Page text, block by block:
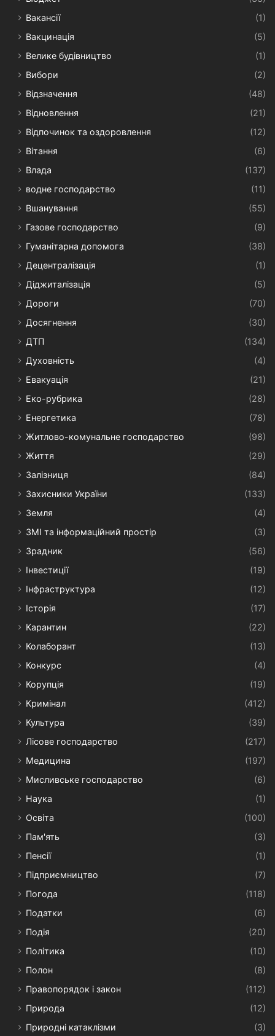
Вакансії
(1)
Вакцинація
(5)
Велике будівництво
(1)
Вибори
(2)
Відзначення
(48)
Відновлення
(21)
Відпочинок та оздоровлення
(12)
Вітання
(6)
Влада
(137)
водне господарство
(11)
Вшанування
(55)
Газове господарство
(9)
Гуманітарна допомога
(38)
Децентралізація
(1)
Діджиталізація
(5)
Дороги
(70)
Досягнення
(30)
ДТП
(134)
Духовність
(4)
Евакуація
(21)
Еко-рубрика
(28)
Енергетика
(78)
Житлово-комунальне господарство
(98)
Життя
(29)
Залізниця
(84)
Захисники України
(133)
Земля
(4)
ЗМІ та інформаційний простір
(3)
Зрадник
(56)
Інвестиції
(19)
Інфраструктура
(12)
Історія
(17)
Карантин
(22)
Колаборант
(13)
Конкурс
(4)
Корупція
(19)
Кримінал
(412)
Культура
(39)
Лісове господарство
(217)
Медицина
(197)
Мисливське господарство
(6)
Наука
(1)
Освіта
(100)
Пам'ять
(3)
Пенсії
(1)
Підприємництво
(7)
Погода
(118)
Податки
(6)
Подія
(20)
Політика
(10)
Полон
(8)
Правопорядок і закон
(112)
Природа
(12)
Природні катаклізми
(3)